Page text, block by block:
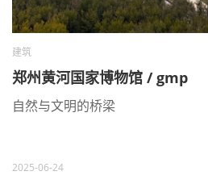
建筑
郑州黄河国家博物馆 / gmp
自然与文明的桥梁
2025-06-24